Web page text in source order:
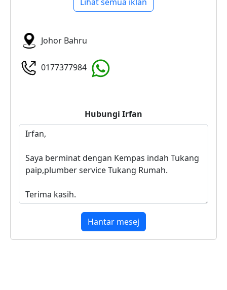
Johor Bahru
0177377984
Hubungi Irfan
Hantar mesej